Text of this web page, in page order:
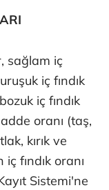
sağlam iç
iç fındık
iç fındık
oranı (taş,
kırık ve
fındık oranı
Sistemi'ne